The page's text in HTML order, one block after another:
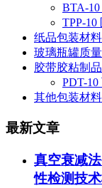
BTA-
TPP-
纸品包装材
玻璃瓶罐质
胶带胶粘制
PDT-
其他包装材
最新文章
真空衰减
性检测技